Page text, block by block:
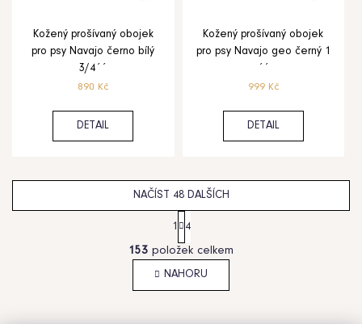
Kožený prošívaný obojek
pro psy Navajo černo bílý
3/4´´
890 Kč
DETAIL
Kožený prošívaný obojek
pro psy Navajo geo černý 1
´´
999 Kč
DETAIL
O
v
l
á
NAČÍST 48 DALŠÍCH
S
t
r
á
n
1 4
153 položek celkem
NAHORU